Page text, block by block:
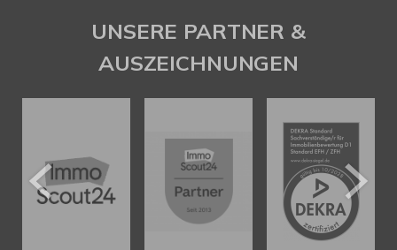
UNSERE PARTNER &
AUSZEICHNUNGEN